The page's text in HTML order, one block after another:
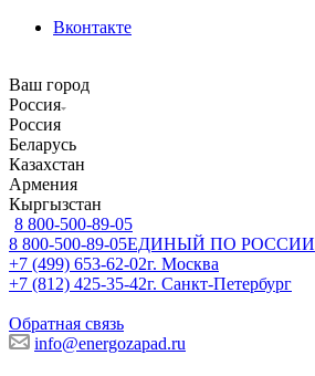
Вконтакте
Ваш город
Россия
Россия
Беларусь
Казахстан
Армения
Кыргызстан
8 800-500-89-05
8 800-500-89-05ЕДИНЫЙ ПО РОССИИ
+7 (499) 653-62-02г. Москва
+7 (812) 425-35-42г. Санкт-Петербург
Обратная связь
info@energozapad.ru